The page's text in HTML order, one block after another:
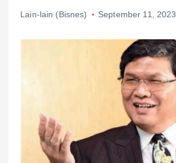
Lain-lain (Bisnes) September 11, 2023